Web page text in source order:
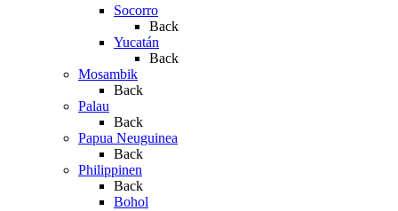
Socorro
Back
Yucatán
Back
Mosambik
Back
Palau
Back
Papua Neuguinea
Back
Philippinen
Back
Bohol